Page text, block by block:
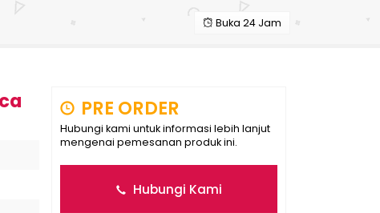
Buka 24 Jam
PRE ORDER
Hubungi kami untuk informasi lebih lanjut
mengenai pemesanan produk ini.
Hubungi Kami